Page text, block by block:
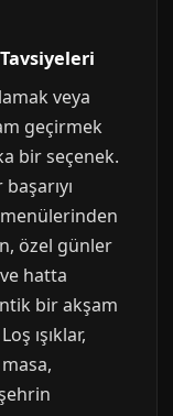
veya
geçirmek
bir seçenek.
özel günler
hatta
bir akşam
ışıklar,